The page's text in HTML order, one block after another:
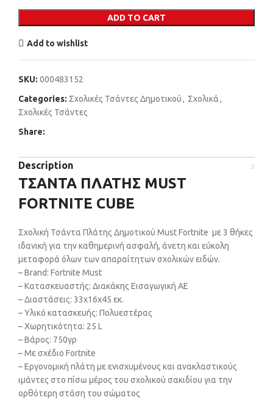
ADD TO CART
Add to wishlist
SKU: 000483152
Categories: Σχολικές Τσάντες Δημοτικού, Σχολικά,
Σχολικές Τσάντες
Share:
Description
ΤΣΑΝΤΑ ΠΛΑΤΗΣ MUST
FORTNITE CUBE
Σχολική Τσάντα Πλάτης Δημοτικού Must Fortnite με 3 θήκες
ιδανική για την καθημερινή ασφαλή, άνετη και εύκολη
μεταφορά όλων των απαραίτητων σχολικών ειδών.
– Brand: Fortnite Must
– Κατασκευαστής: Διακάκης Εισαγωγική ΑΕ
– Διαστάσεις: 33x16x45 εκ.
– Υλικό κατασκευής: Πολυεστέρας
– Χωρητικότητα: 25 L
– Βάρος: 750γρ
– Με σχέδιο Fortnite
– Εργονομική πλάτη με ενισχυμένους και ανακλαστικούς
ιμάντες στο πίσω μέρος του σχολικού σακιδίου για την
ορθότερη στάση του σώματος